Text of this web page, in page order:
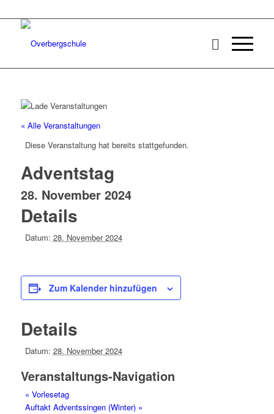
« Alle Veranstaltungen
Diese Veranstaltung hat bereits stattgefunden.
Adventstag
28. November 2024
Details
Datum: 28. November 2024
Zum Kalender hinzufügen
Details
Datum: 28. November 2024
Veranstaltungs-Navigation
« Vorlesetag
Auftakt Adventssingen (Winter) »